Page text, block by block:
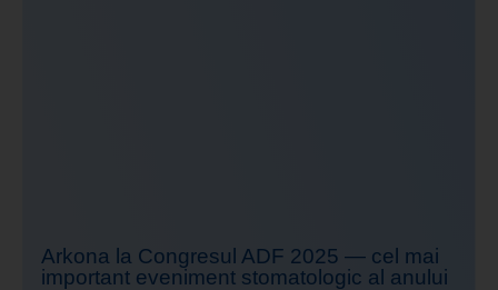
Arkona la Congresul ADF 2025 — cel mai
important eveniment stomatologic al anului